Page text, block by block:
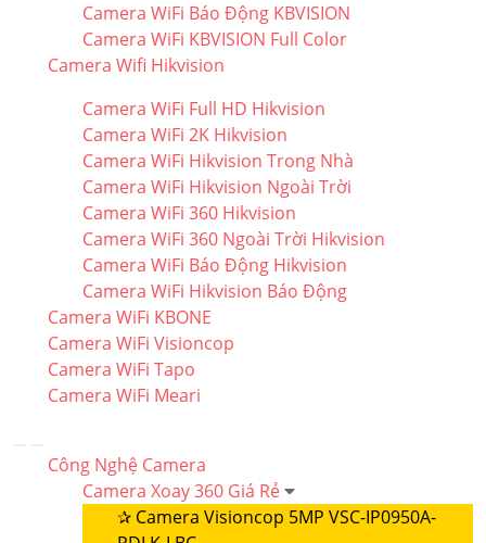
Camera WiFi Báo Động KBVISION
Camera WiFi KBVISION Full Color
Camera Wifi Hikvision
Camera WiFi Full HD Hikvision
Camera WiFi 2K Hikvision
Camera WiFi Hikvision Trong Nhà
Camera WiFi Hikvision Ngoài Trời
Camera WiFi 360 Hikvision
Camera WiFi 360 Ngoài Trời Hikvision
Camera WiFi Báo Động Hikvision
Camera WiFi Hikvision Báo Động
Camera WiFi KBONE
Camera WiFi Visioncop
Camera WiFi Tapo
Camera WiFi Meari
Công Nghệ Camera
Camera Xoay 360 Giá Rẻ
✰ Camera Visioncop 5MP VSC-IP0950A-